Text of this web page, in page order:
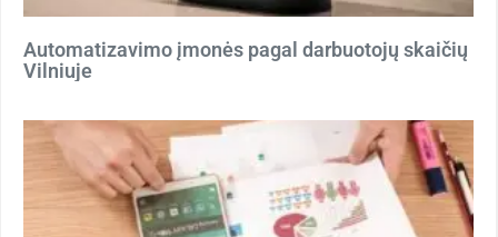
Automatizavimo įmonės pagal darbuotojų skaičių
Vilniuje